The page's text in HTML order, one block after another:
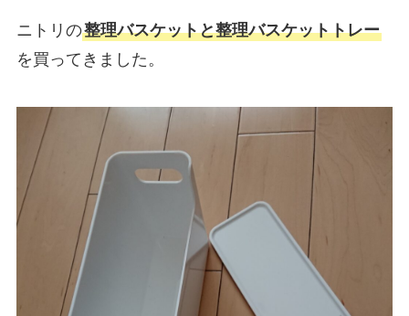
ニトリの整理バスケットと整理バスケットトレー
を買ってきました。